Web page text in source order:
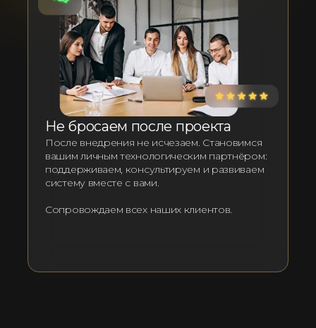
Не бросаем после проекта
После внедрения не исчезаем. Становимся
вашим личным технологическим партнёром:
поддерживаем, консультируем и развиваем
систему вместе с вами.
Сопровождаем всех наших клиентов.